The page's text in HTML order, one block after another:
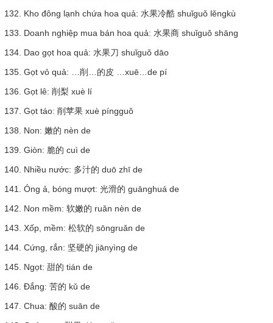
132. Kho đông lạnh chứa hoa quả: 水果冷酷 shuǐguǒ lěngkù
133. Doanh nghiệp mua bán hoa quả: 水果商 shuǐguǒ shāng
134. Dao gọt hoa quả: 水果刀 shuǐguǒ dāo
135. Gọt vỏ quả: …削…的皮 …xuē…de pí
136. Gọt lê: 削梨 xuè lí
137. Gọt táo: 削苹果 xuè píngguǒ
138. Non: 嫩的 nèn de
139. Giòn: 脆的 cuì de
140. Nhiều nước: 多汁的 duō zhī de
141. Óng ả, bóng mượt: 光滑的 guānghuá de
142. Non mềm: 软嫩的 ruǎn nèn de
143. Xốp, mềm: 松软的 sōngruǎn de
144. Cứng, rắn: 坚硬的 jiānyìng de
145. Ngọt: 甜的 tián de
146. Đắng: 苦的 kǔ de
147. Chua: 酸的 suān de